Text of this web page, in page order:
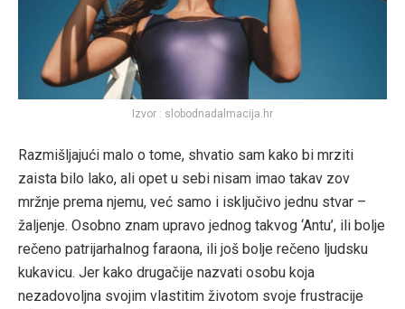
Izvor : slobodnadalmacija.hr
Razmišljajući malo o tome, shvatio sam kako bi mrziti
zaista bilo lako, ali opet u sebi nisam imao takav zov
mržnje prema njemu, već samo i isključivo jednu stvar –
žaljenje. Osobno znam upravo jednog takvog ‘Antu’, ili bolje
rečeno patrijarhalnog faraona, ili još bolje rečeno ljudsku
kukavicu. Jer kako drugačije nazvati osobu koja
nezadovoljna svojim vlastitim životom svoje frustracije